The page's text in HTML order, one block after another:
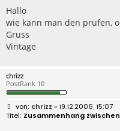
Hallo
wie kann man den prüfen,
Gruss
Vintage
chrizz
PostRank 10
B
e
chrizz » 19.12.2006, 15:07
Zusammenhang zwischen